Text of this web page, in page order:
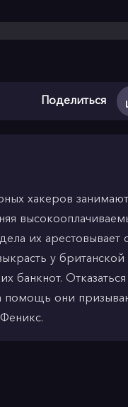
Поделиться
хакеров
их арестовывает
у
банкнот.
помощь они